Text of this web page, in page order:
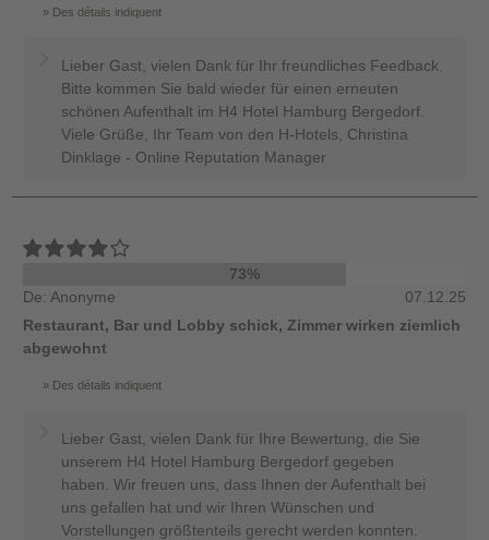
Des détails indiquent
Lieber Gast, vielen Dank für Ihr freundliches Feedback.
Bitte kommen Sie bald wieder für einen erneuten
schönen Aufenthalt im H4 Hotel Hamburg Bergedorf.
Viele Grüße, Ihr Team von den H-Hotels, Christina
Dinklage - Online Reputation Manager
73%
De: Anonyme
07.12.25
Restaurant, Bar und Lobby schick, Zimmer wirken ziemlich
abgewohnt
Des détails indiquent
Lieber Gast, vielen Dank für Ihre Bewertung, die Sie
unserem H4 Hotel Hamburg Bergedorf gegeben
haben. Wir freuen uns, dass Ihnen der Aufenthalt bei
uns gefallen hat und wir Ihren Wünschen und
Vorstellungen größtenteils gerecht werden konnten.